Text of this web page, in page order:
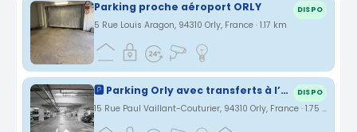
Parking proche aéroport ORLY DISPO
5 Rue Louis Aragon, 94310 Orly, France · 1.17 km
🅿️ Parking Orly avec transferts à l’aéroport. Vous gardez vos clés. DISPO
15 Rue Paul Vaillant-Couturier, 94310 Orly, France · 1.75 km